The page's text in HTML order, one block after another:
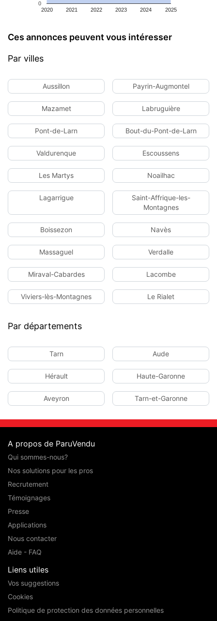
2020 2021 2022 2023 2024 2025
0
Ces annonces peuvent vous intéresser
Par villes
Aussillon Payrin-Augmontel
Mazamet Labruguière
Pont-de-Larn Bout-du-Pont-de-Larn
Valdurenque Escoussens
Les Martys Noailhac
Lagarrigue
Saint-Affrique-les-
Montagnes
Boissezon Navès
Massaguel Verdalle
Miraval-Cabardes Lacombe
Viviers-lès-Montagnes Le Rialet
Par départements
Tarn Aude
Hérault Haute-Garonne
Aveyron Tarn-et-Garonne
A propos de ParuVendu
Qui sommes-nous?
Nos solutions pour les pros
Recrutement
Témoignages
Presse
Applications
Nous contacter
Aide - FAQ
Liens utiles
Vos suggestions
Cookies
Politique de protection des données personnelles